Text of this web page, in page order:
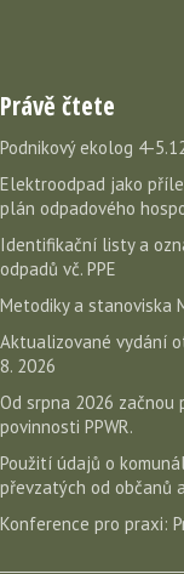
Právě čtete
Podnikový ekolog 4-
Elektroodpad jako
plán odpadového
Identifikační listy a
odpadů vč. PPE
Metodiky a stanoviska
Aktualizované vydání
8. 2026
Od srpna 2026
povinnosti PPWR.
Použití údajů o
převzatých od občanů
Konference pro praxi: